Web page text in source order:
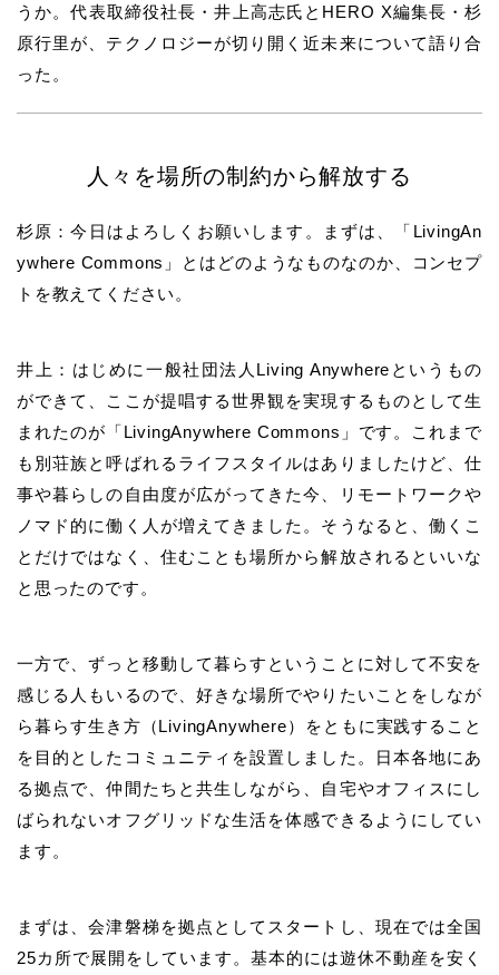
うか。代表取締役社長・井上高志氏とHERO X編集長・杉
原行里が、テクノロジーが切り開く近未来について語り合
った。
人々を場所の制約から解放する
杉原：今日はよろしくお願いします。まずは、「LivingAn
ywhere Commons」とはどのようなものなのか、コンセプ
トを教えてください。
井上：はじめに一般社団法人Living Anywhereというもの
ができて、ここが提唱する世界観を実現するものとして生
まれたのが「LivingAnywhere Commons」です。これまで
も別荘族と呼ばれるライフスタイルはありましたけど、仕
事や暮らしの自由度が広がってきた今、リモートワークや
ノマド的に働く人が増えてきました。そうなると、働くこ
とだけではなく、住むことも場所から解放されるといいな
と思ったのです。
一方で、ずっと移動して暮らすということに対して不安を
感じる人もいるので、好きな場所でやりたいことをしなが
ら暮らす生き方（LivingAnywhere）をともに実践すること
を目的としたコミュニティを設置しました。日本各地にあ
る拠点で、仲間たちと共生しながら、自宅やオフィスにし
ばられないオフグリッドな生活を体感できるようにしてい
ます。
まずは、会津磐梯を拠点としてスタートし、現在では全国
25カ所で展開をしています。基本的には遊休不動産を安く